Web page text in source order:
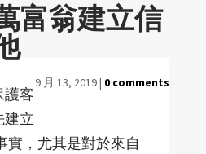
富翁建立信
9 月 13, 2019| 0 comments
護客
建立
實，尤其是對於來自